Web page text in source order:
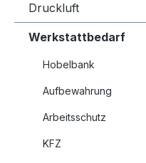
Druckluft
Werkstattbedarf
Hobelbank
Aufbewahrung
Arbeitsschutz
KFZ